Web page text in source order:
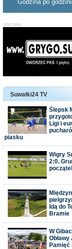
Godzina po
Suwałki24 TV
Ślepsk
Ligi i
piasku
Wigry
2:0.
Idą do
Bramie
W